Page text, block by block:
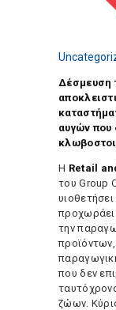
Δέσμευση
αυγών που
Η Retail
του Group
προχωράει
την
που δεν
ζώων.